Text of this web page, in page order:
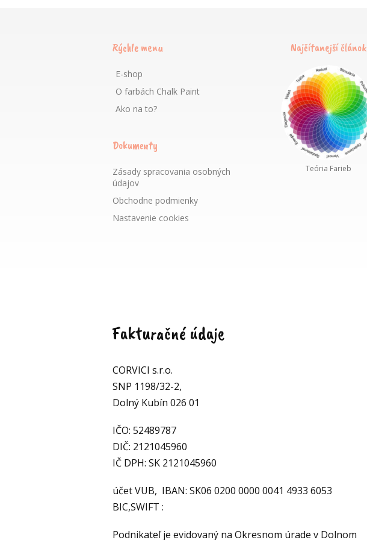
Rýchle menu
E-shop
O farbách Chalk Paint
Ako na to?
Dokumenty
Zásady spracovania osobných
údajov
Obchodne podmienky
Nastavenie cookies
Najčítanejší článok
Teória Farieb
Fakturačné údaje
CORVICI s.r.o.
SNP 1198/32-2,
Dolný Kubín 026 01
IČO: 52489787
DIČ: 2121045960
IČ DPH: SK 2121045960
účet VUB, IBAN: SK06 0200 0000 0041 4933 6053
BIC,SWIFT :
Podnikateľ je evidovaný na Okresnom úrade v Dolnom